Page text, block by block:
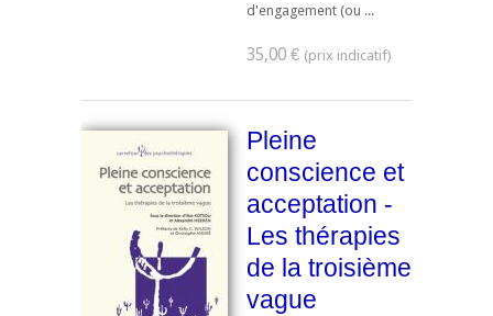
d'engagement (ou ...
35,00 €
Pleine
conscience et
acceptation -
Les thérapies
de la troisième
vague